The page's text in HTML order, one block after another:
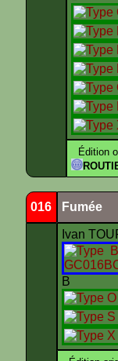
Édition
016 Fumée
Ivan
B